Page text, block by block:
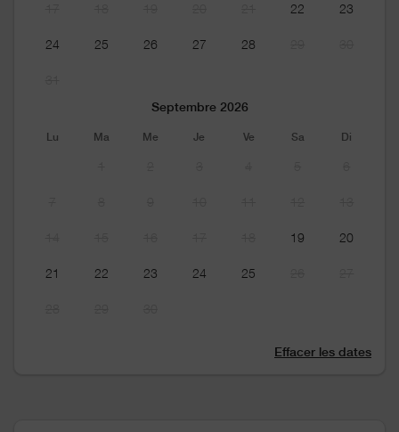
22 23
24 25 26 27 28
Septembre 2026
Lu Ma Me Je Ve Sa Di
19 20
21 22 23 24 25
Effacer les dates